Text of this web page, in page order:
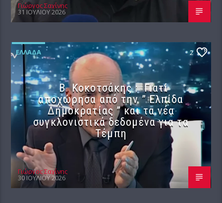
Γιώργος Σαχίνης
31 ΙΟΥΛΊΟΥ 2026
ΕΛΛΆΔΑ 2
Β. Κοκοτσάκης : Γιατί
αποχώρησα από την ” Ελπίδα
Δημοκρατίας ” και τα νέα
συγκλονιστικά δεδομένα για τα
Τέμπη
Γιώργος Σαχίνης
30 ΙΟΥΛΊΟΥ 2026